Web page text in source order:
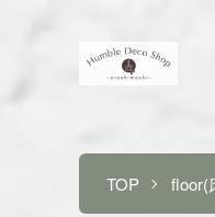
TOP floor(